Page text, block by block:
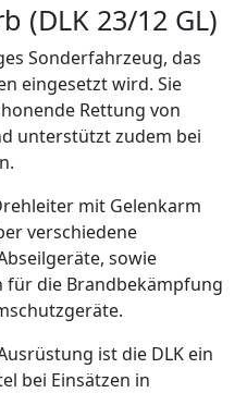
(DLK 23/12 GL)
Sonderfahrzeug, das
eingesetzt wird. Sie
Rettung von
unterstützt zudem bei
mit Gelenkarm
verschiedene
sowie
die Brandbekämpfung
ist die DLK ein
bei Einsätzen in